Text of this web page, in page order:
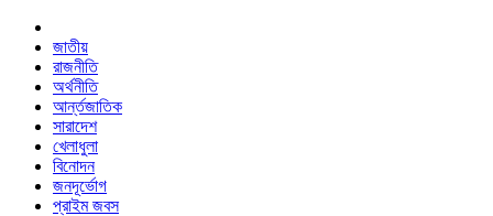
জাতীয়
রাজনীতি
অর্থনীতি
আর্ন্তজাতিক
সারাদেশ
খেলাধুলা
বিনোদন
জনদূর্ভোগ
প্রাইম জবস